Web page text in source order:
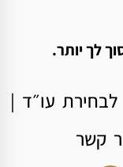
לך יותר.
עו״ד |
קשר